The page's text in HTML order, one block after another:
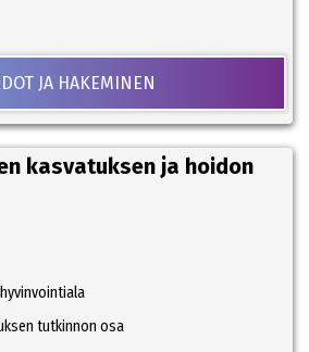
JA HAKEMINEN
kasvatuksen ja hoidon
tutkinnon osa